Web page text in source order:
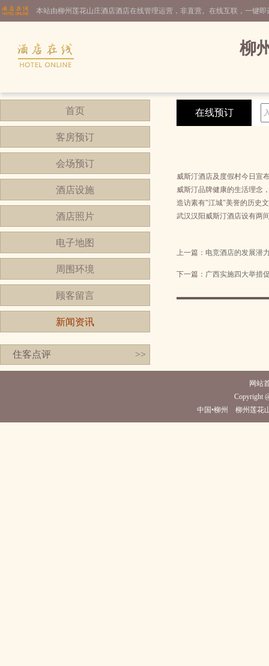
本站由柳州莲花山庄酒店酒店在线管理运营，非直营。在线互联，一键
柳
首页
客房预订
会场预订
酒店设施
酒店照片
电子地图
周围环境
顾客留言
新闻资讯
住客点评 >>
在线预订
威斯汀酒店及度假村今日宣
威斯汀品牌健康的生活理念
造访素有"江城"美誉的历史
武汉汉阳威斯汀酒店设有两
上一篇： 电竞酒店的发展潜
下一篇： 广西实施四大举措
网站
Copyright
中国•柳州 柳州莲花